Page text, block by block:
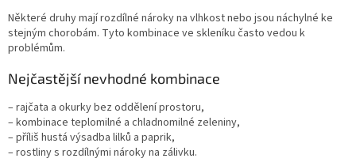
Některé druhy mají rozdílné nároky na vlhkost nebo jsou náchylné ke
stejným chorobám. Tyto kombinace ve skleníku často vedou k
problémům.
Nejčastější nevhodné kombinace
– rajčata a okurky bez oddělení prostoru,
– kombinace teplomilné a chladnomilné zeleniny,
– příliš hustá výsadba lilků a paprik,
– rostliny s rozdílnými nároky na zálivku.